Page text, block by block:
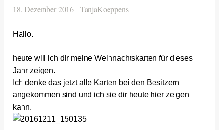
18. Dezember 2016 TanjaKoeppens
Hallo,
heute will ich dir meine Weihnachtskarten für dieses
Jahr zeigen.
Ich denke das jetzt alle Karten bei den Besitzern
angekommen sind und ich sie dir heute hier zeigen
kann.